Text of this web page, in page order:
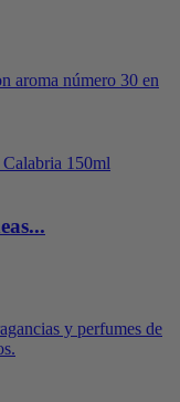
aroma número 30 en
y perfumes de